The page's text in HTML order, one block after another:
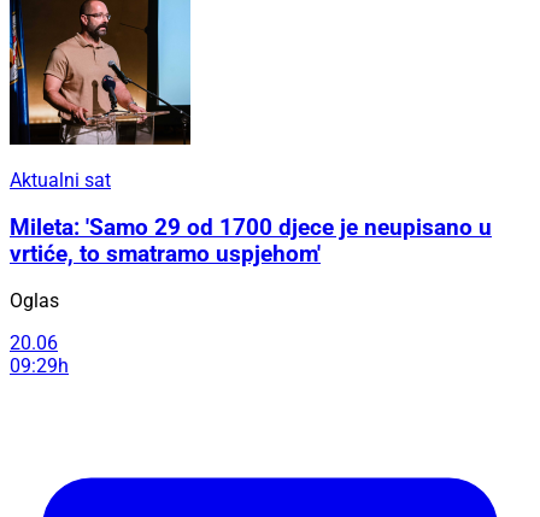
Aktualni sat
Mileta: 'Samo 29 od 1700 djece je neupisano u
vrtiće, to smatramo uspjehom'
Oglas
20.06
09:29h